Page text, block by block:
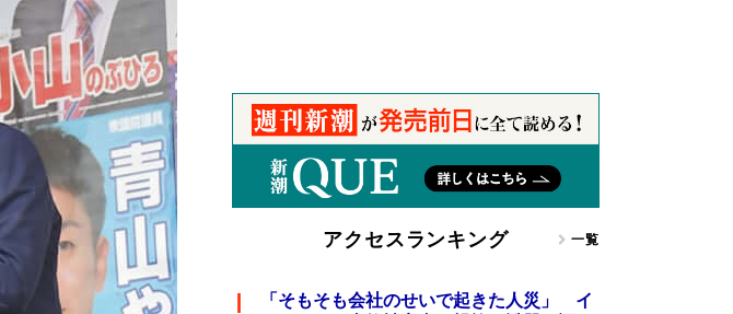
アクセスランキング 一覧
「そもそも会社のせいで起きた人災」 イ